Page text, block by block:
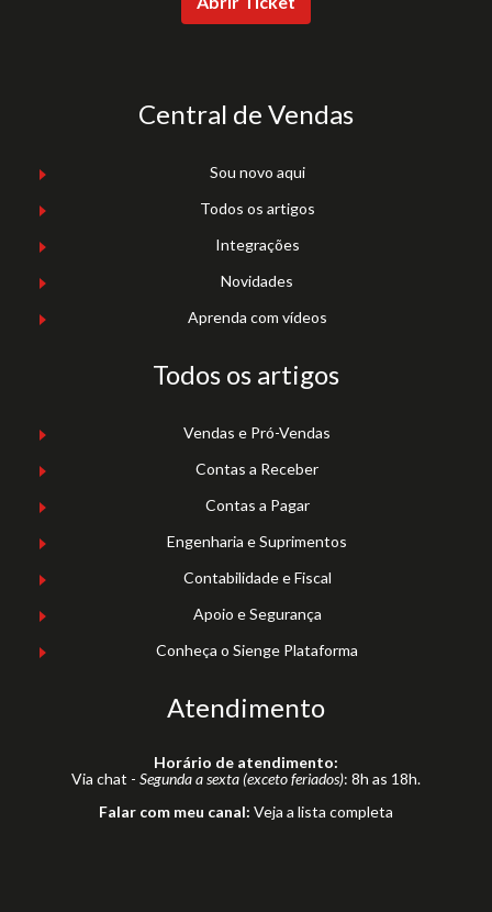
Central de Vendas
Sou novo aqui
Todos os artigos
Integrações
Novidades
Aprenda com vídeos
Todos os artigos
Vendas e Pró-Vendas
Contas a Receber
Contas a Pagar
Engenharia e Suprimentos
Contabilidade e Fiscal
Apoio e Segurança
Conheça o Sienge Plataforma
Atendimento
Horário de atendimento:
Via chat - Segunda a sexta (exceto feriados): 8h as 18h.
Falar com meu canal: Veja a lista completa